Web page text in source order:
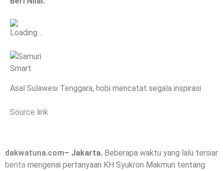
Loading…
Asal Sulawesi Tenggara, hobi mencatat segala inspirasi
Source link
dakwatuna.com– Jakarta. Beberapa waktu yang lalu tersiar
berita mengenai pertanyaan KH Syukron Makmun tentang